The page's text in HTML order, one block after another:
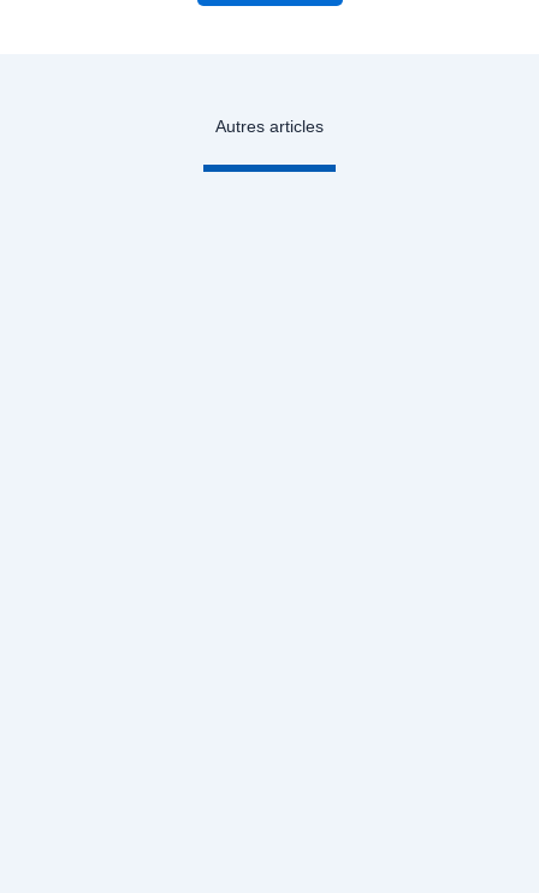
Autres articles